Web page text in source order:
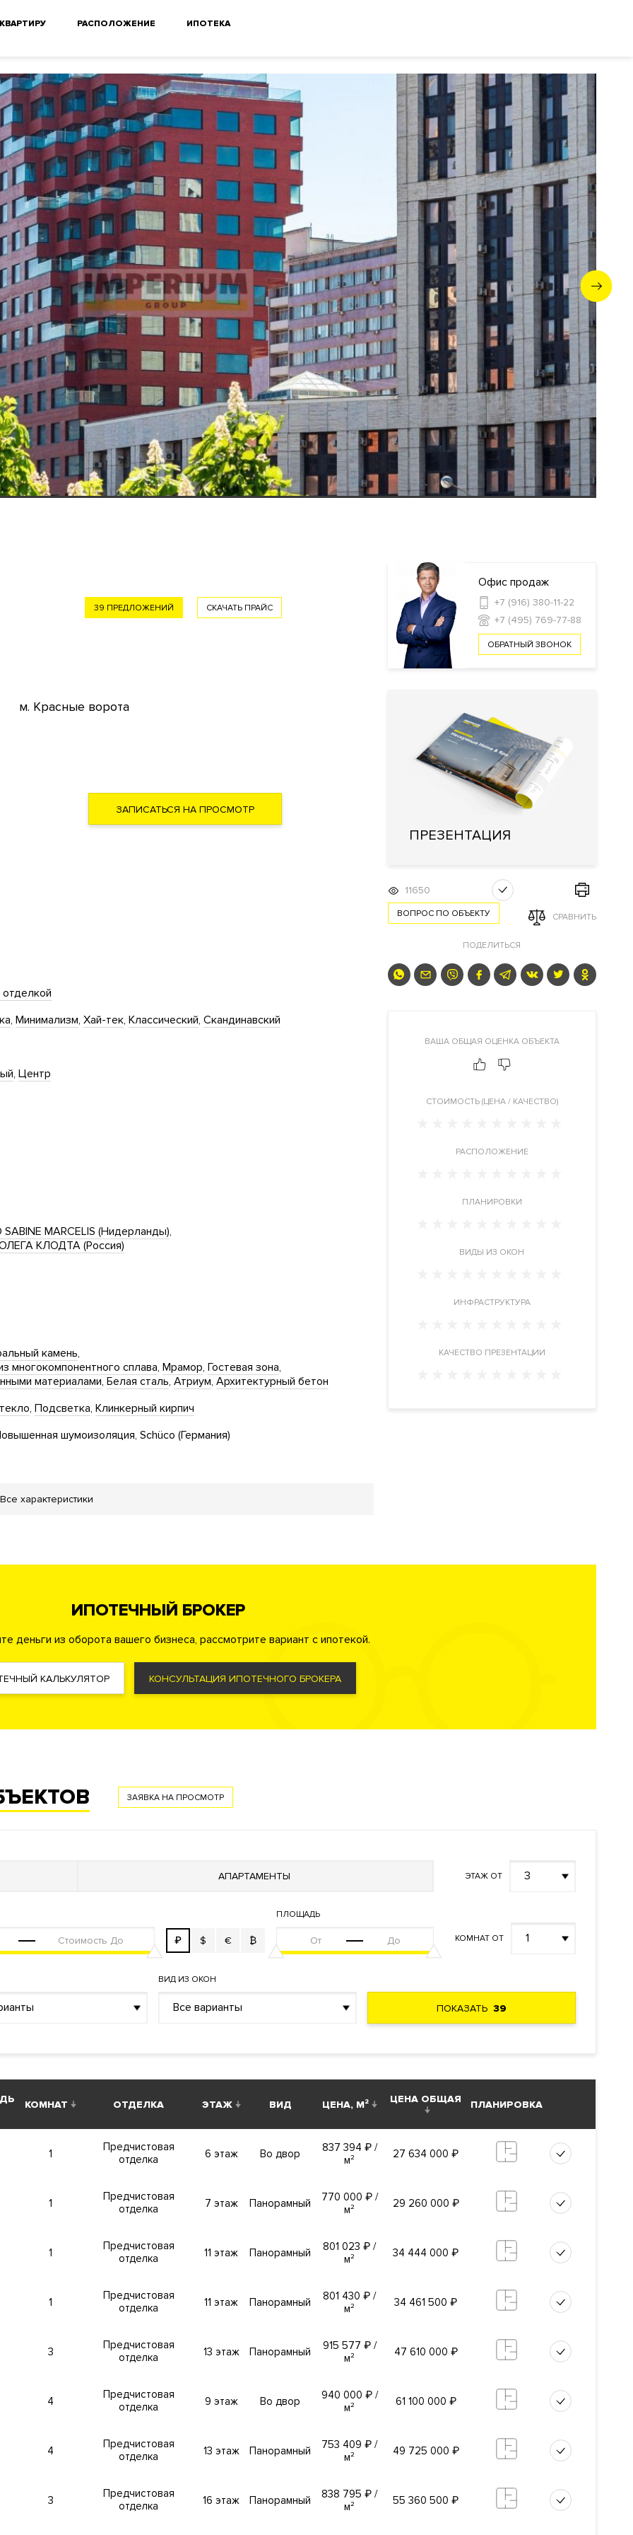
РАСПОЛОЖЕНИЕ ИПОТЕКА
СКАЧАТЬ ПРАЙС
39 ПРЕДЛОЖЕНИЙ
м. Красные ворота
ЗАПИСАТЬСЯ НА ПРОСМОТР
Минимализм Хай-тек Классический Скандинавский
Центр
SABINE MARCELIS (Нидерланды)
КЛОДТА (Россия)
камень
многокомпонентного сплава Мрамор Гостевая зона
материалами Белая сталь Атриум Архитектурный бетон
Подсветка Клинкерный кирпич
шумоизоляция Schüco (Германия)
Детская игровая комната
Консьерж служба Видеонаблюдение Технология распознавания лиц
систем квартиры
Система увлажнения воздуха
сигнализации
Высокие потолкидо 6 метров. На верхних этажах есть
и панорамными видами на Москву. Круглосуточная служба
. Лаундж зона для жильцов. Кладовые комнаты.
панорамный вид на центр Москвы.
в ЦАО, рядом с метро Красные Ворота. Адрес: проспект Академика
. Лаундж зона для жильцов. Круглосуточная
домом. Центральные системы приточно-вытяжной
Все характеристики
Офис продаж
+7 (916) 380-11-22
+7 (495) 769-77-88
ОБРАТНЫЙ ЗВОНОК
ПРЕЗЕНТАЦИЯ
11650
ВОПРОС ПО ОБЪЕКТУ СРАВНИТЬ
ПОДЕЛИТЬСЯ
ВАША ОБЩАЯ ОЦЕНКА ОБЪЕКТА
CТОИМОСТЬ (ЦЕНА / КАЧЕСТВО)
РАСПОЛОЖЕНИЕ
ПЛАНИРОВКИ
ВИДЫ ИЗ ОКОН
ИНФРАСТРУКТУРА
КАЧЕСТВО ПРЕЗЕНТАЦИИ
ИПОТЕЧНЫЙ БРОКЕР
деньги из оборота вашего бизнеса, рассмотрите вариант с ипотекой.
КАЛЬКУЛЯТОР КОНСУЛЬТАЦИЯ ИПОТЕЧНОГО БРОКЕРА
ЗАЯВКА НА ПРОСМОТР
АПАРТАМЕНТЫ ЭТАЖ ОТ 3
₽ $ € ₿
ПЛОЩАДЬ
КОМНАТ ОТ 1
ВИД ИЗ ОКОН
Все варианты ПОКАЗАТЬ39
КОМНАТ ОТДЕЛКА ЭТАЖ ВИД ЦЕНА, М² ЦЕНА ОБЩАЯ ПЛАНИРОВКА
1
Предчистовая
отделка
6 этаж Во двор 837 394 ₽/
м²
27 634 000 ₽
1
Предчистовая
отделка
7 этаж Панорамный 770 000 ₽/
м²
29 260 000 ₽
1
Предчистовая
отделка
11 этаж Панорамный 801 023 ₽ /
м²
34 444 000 ₽
1
Предчистовая
отделка
11 этаж Панорамный 801 430 ₽ /
м²
34 461 500 ₽
3
Предчистовая
отделка
13 этаж Панорамный 915 577 ₽/
м²
47 610 000 ₽
4
Предчистовая
отделка
9 этаж Во двор 940 000 ₽/
м²
61 100 000 ₽
4
Предчистовая
отделка
13 этаж Панорамный 753 409 ₽ /
м²
49 725 000 ₽
3
Предчистовая
отделка
16 этаж Панорамный 838 795 ₽ /
м²
55 360 500 ₽